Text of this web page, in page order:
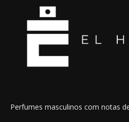
Perfumes masculinos com notas